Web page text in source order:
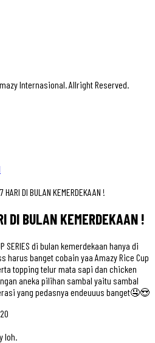
Internasional. Allright Reserved.
HARI DI BULAN KEMERDEKAAN !
DI BULAN KEMERDEKAAN !
SERIES di bulan kemerdekaan hanya di
harus banget cobain yaa Amazy Rice Cup
topping telur mata sapi dan chicken
aneka pilihan sambal yaitu sambal
yang pedasnya endeuuus banget🤤😍
loh.